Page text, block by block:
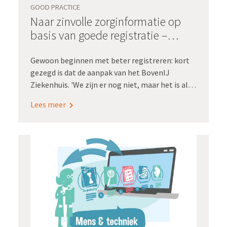
GOOD PRACTICE
Naar zinvolle zorginformatie op
basis van goede registratie –
Gewoon beginnen met beter registreren: kort
gezegd is dat de aanpak van het BovenIJ
Ziekenhuis. 'We zijn er nog niet, maar het is al
Lees meer